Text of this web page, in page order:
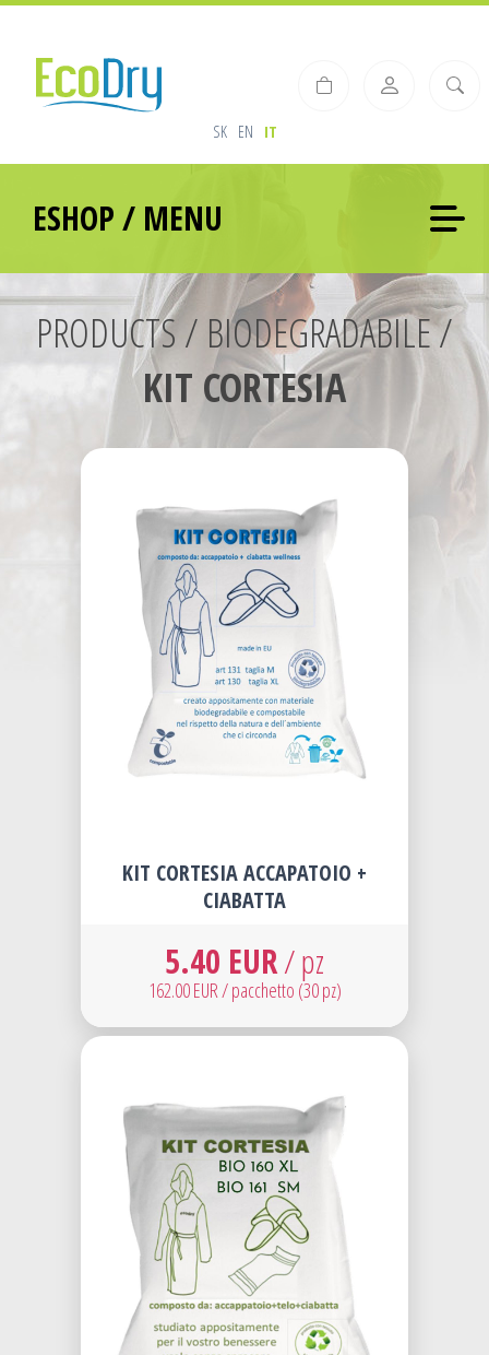
SK EN IT
ESHOP / MENU
PRODUCTS / BIODEGRADABILE /
KIT CORTESIA
KIT CORTESIA ACCAPATOIO +
CIABATTA
5.40 EUR/ pz
162.00 EUR / pacchetto (30 pz)